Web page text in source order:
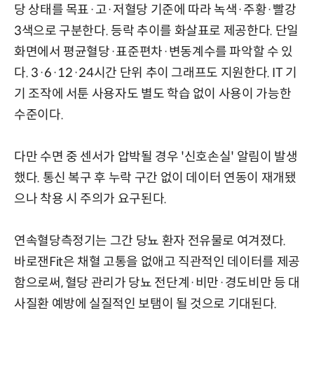
당 상태를 목표·고·저혈당 기준에 따라 녹색·주황·빨강
3색으로 구분한다. 등락 추이를 화살표로 제공한다. 단일
화면에서 평균혈당·표준편차·변동계수를 파악할 수 있
다. 3·6·12·24시간 단위 추이 그래프도 지원한다. IT 기
기 조작에 서툰 사용자도 별도 학습 없이 사용이 가능한
수준이다.
다만 수면 중 센서가 압박될 경우 '신호손실' 알림이 발생
했다. 통신 복구 후 누락 구간 없이 데이터 연동이 재개됐
으나 착용 시 주의가 요구된다.
연속혈당측정기는 그간 당뇨 환자 전유물로 여겨졌다.
바로잰Fit은 채혈 고통을 없애고 직관적인 데이터를 제공
함으로써, 혈당 관리가 당뇨 전단계·비만·경도비만 등 대
사질환 예방에 실질적인 보탬이 될 것으로 기대된다.